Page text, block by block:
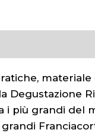
materiale
Degustazione
i più grandi del
grandi